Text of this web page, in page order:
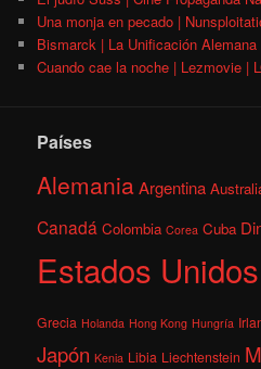
Una monja en pecado |
Bismarck | La Unificación Alemana
Cuando cae la noche | Lezmovie |
Países
AlemaniaArgentina
Canadá Colombia Corea Cuba
Estados Unidos
Grecia Holanda Hong Kong Hungría
Japón Kenia Libia Liechtenstein